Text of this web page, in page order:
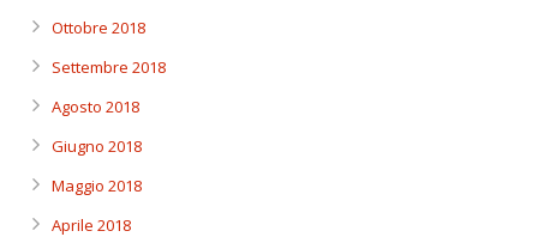
Ottobre 2018
Settembre 2018
Agosto 2018
Giugno 2018
Maggio 2018
Aprile 2018